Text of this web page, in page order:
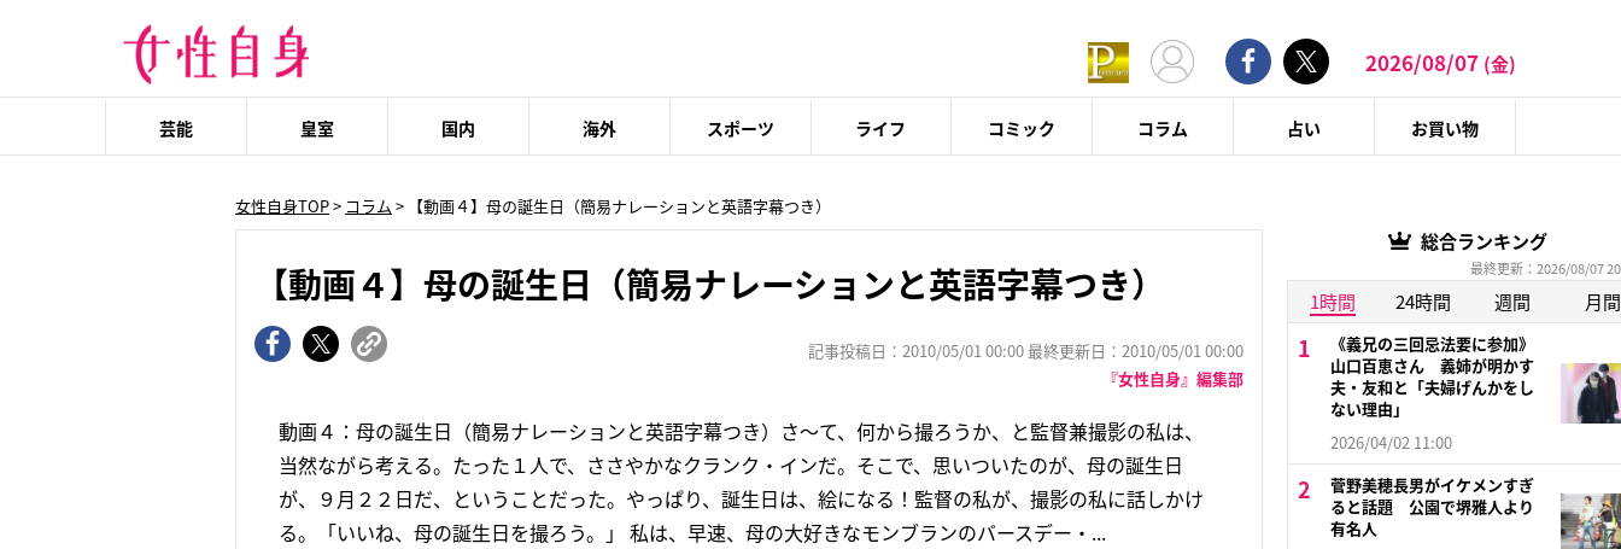
2026/08/07 (金)
芸能 皇室 国内 海外 スポーツ ライフ コミック コラム 占い お買い物
女性自身TOP> コラム > 【動画４】母の誕生日（簡易ナレーションと英語字幕つき）
【動画４】母の誕生日（簡易ナレーションと英語字幕つき）
記事投稿日：2010/05/01 00:00 最終更新日：2010/05/01 00:00
『女性自身』編集部
動画４：母の誕生日（簡易ナレーションと英語字幕つき）さ〜て、何から撮ろうか、と監督兼撮影の私は、
当然ながら考える。たった１人で、ささやかなクランク・インだ。そこで、思いついたのが、母の誕生日
が、９月２２日だ、ということだった。やっぱり、誕生日は、絵になる！監督の私が、撮影の私に話しかけ
る。「いいね、母の誕生日を撮ろう。」 私は、早速、母の大好きなモンブランのバースデー・...
総合ランキング
最終更新：2026/08/07
1時間 24時間 週間 月間
《義兄の三回忌法要に参加》
山口百恵さん 義姉が明かす
夫・友和と「夫婦げんかをし
ない理由」
2026/04/02 11:00
菅野美穂長男がイケメンすぎ
ると話題 公園で堺雅人より
有名人